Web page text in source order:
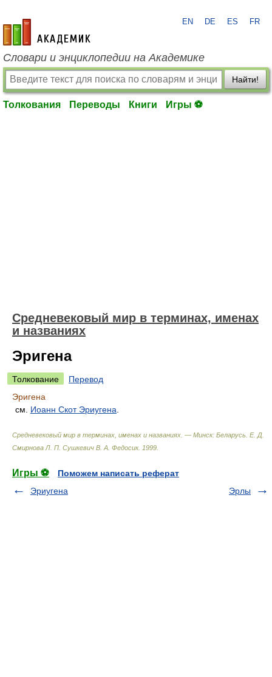
academic.ru
EN DE ES FR
Словари и энциклопедии на Академике
Найти!
Толкования Переводы Книги Игры ⚽
Средневековый мир в терминах, именах
и названиях
Эригена
Толкование
Перевод
Эригена
см. Иоанн Скот Эриугена
Средневековый мир в терминах, именах и названиях. — Минск: Беларусь Е. Д.
Смирнова Л. П. Сушкевич В. А. Федосик. 1999
Игры ⚽
Поможем написать реферат
Эриугена
Эрлы